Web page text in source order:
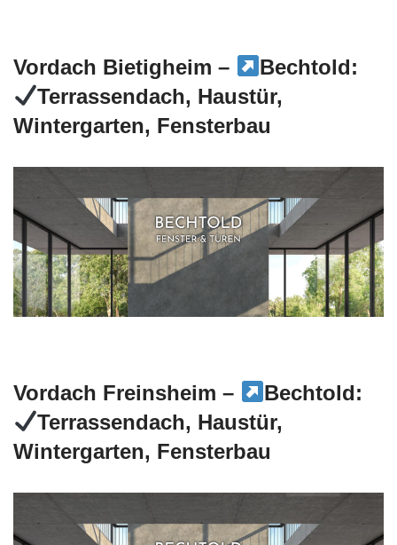
Vordach Bietigheim –
Bechtold:
Terrassendach, Haustür,
Wintergarten, Fensterbau
Vordach Freinsheim –
Bechtold:
Terrassendach, Haustür,
Wintergarten, Fensterbau